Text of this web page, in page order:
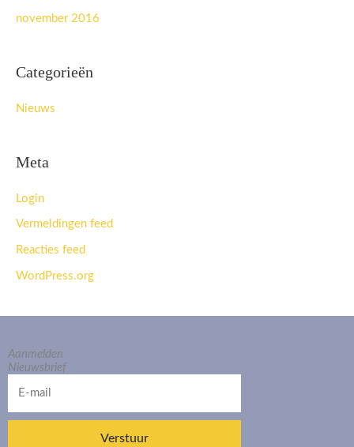
november 2016
Categorieën
Nieuws
Meta
Login
Vermeldingen feed
Reacties feed
WordPress.org
Aanmelden
Nieuwsbrief
mail
Verstuur